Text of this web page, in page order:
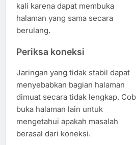
kali karena dapat membuka
halaman yang sama secara
berulang.
Periksa koneksi
Jaringan yang tidak stabil dapat
menyebabkan bagian halaman
dimuat secara tidak lengkap.
buka halaman lain untuk
mengetahui apakah masalah
berasal dari koneksi.